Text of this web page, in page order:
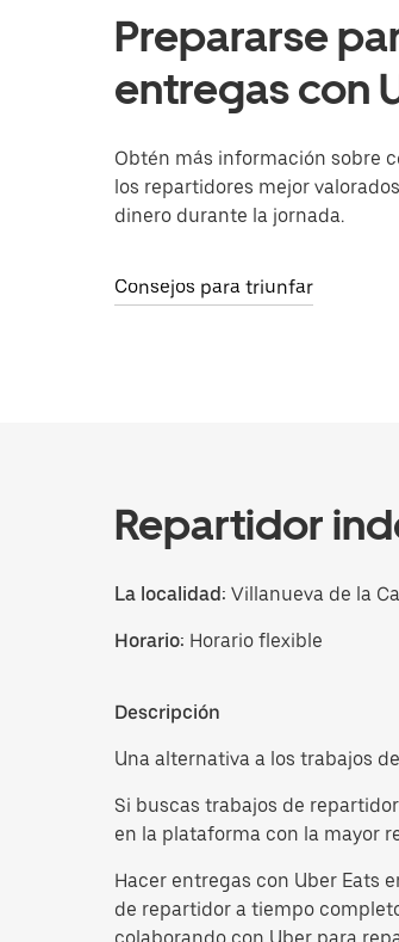
Prepararse
entregas con
Obtén más información sobre
los repartidores mejor
dinero durante la jornada.
Consejos para triunfar
Repartidor
La localidad: Villanueva de la
Horario: Horario flexible
Descripción
Una alternativa a los trabajos
Si buscas trabajos de
en la plataforma con la mayor
Hacer entregas con Uber Eats
de repartidor a tiempo